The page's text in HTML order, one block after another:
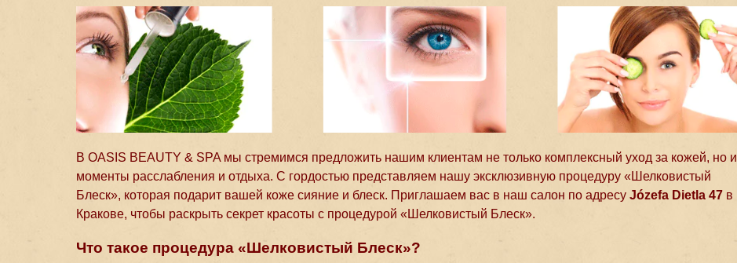
В OASIS BEAUTY & SPA мы стремимся предложить нашим клиентам не только комплексный уход за кожей, но и
моменты расслабления и отдыха. С гордостью представляем нашу эксклюзивную процедуру «Шелковистый
Блеск», которая подарит вашей коже сияние и блеск. Приглашаем вас в наш салон по адресу Józefa Dietla 47 в
Кракове, чтобы раскрыть секрет красоты с процедурой «Шелковистый Блеск».
Что такое процедура «Шелковистый Блеск»?